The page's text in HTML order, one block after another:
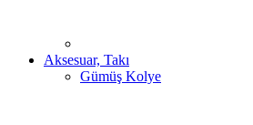
Aksesuar, Takı
Gümüş Kolye